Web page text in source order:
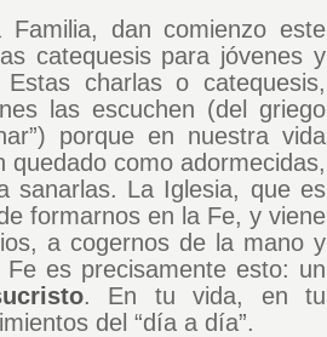
dan comienzo este
catequesis para jóvenes y
charlas o catequesis,
las escuchen (del griego
porque en nuestra vida
quedado como adormecidas,
sanarlas. La Iglesia, que es
formarnos en la Fe, y viene
a cogernos de la mano y
Fe es precisamente esto: un
. En tu vida, en tu
del “día a día”.